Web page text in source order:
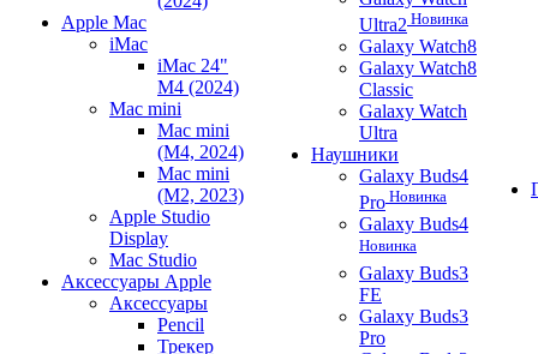
Apple Mac
iMac
iMac 24"
M4 (2024)
Mac mini
Mac mini
(M4, 2024)
Mac mini
(M2, 2023)
Apple Studio
Display
Mac Studio
Аксессуары Apple
Аксессуары
Pencil
Трекер
Ultra2 Новинка
Galaxy Watch8
Galaxy Watch8
Classic
Galaxy Watch
Ultra
Наушники
Galaxy Buds4
Pro Новинка
Galaxy Buds4
Новинка
Galaxy Buds3
FE
Galaxy Buds3
Pro